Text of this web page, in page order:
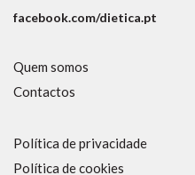
facebook.com/dietica.pt
Quem somos
Contactos
Política de privacidade
Política de cookies